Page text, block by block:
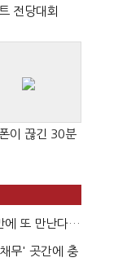
전당대회
이 끊긴 30분
에 또 만난다…
무' 곳간에 충